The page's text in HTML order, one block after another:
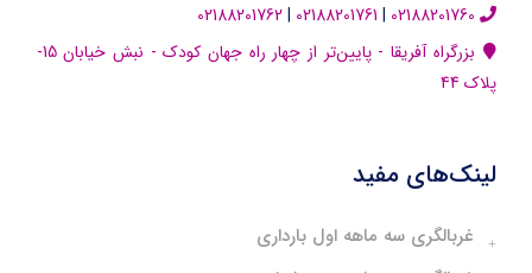
02188201760
02188201761
02188201762
بزرگراه آفریقا - پایین‌تر از چهار راه جهان کودک - نبش خیابان 15-
پلاک 44
لینک‌های مفید
غربالگری سه ماهه اول بارداری